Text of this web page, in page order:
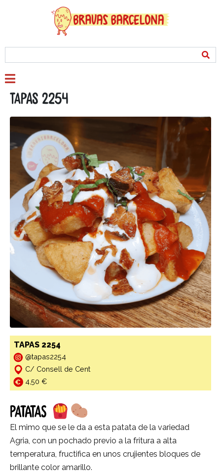
Tapas 2254
TAPAS 2254
@tapas2254
C/ Consell de Cent
4,50 €
PATATAS
El mimo que se le da a esta patata de la variedad
Agria, con un pochado previo a la fritura a alta
temperatura, fructifica en unos crujientes bloques de
brillante color amarillo.